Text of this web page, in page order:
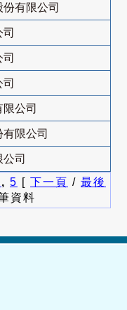
有限公司
公司
限公司
司
, 5 [ 下一頁 / 最後
資料